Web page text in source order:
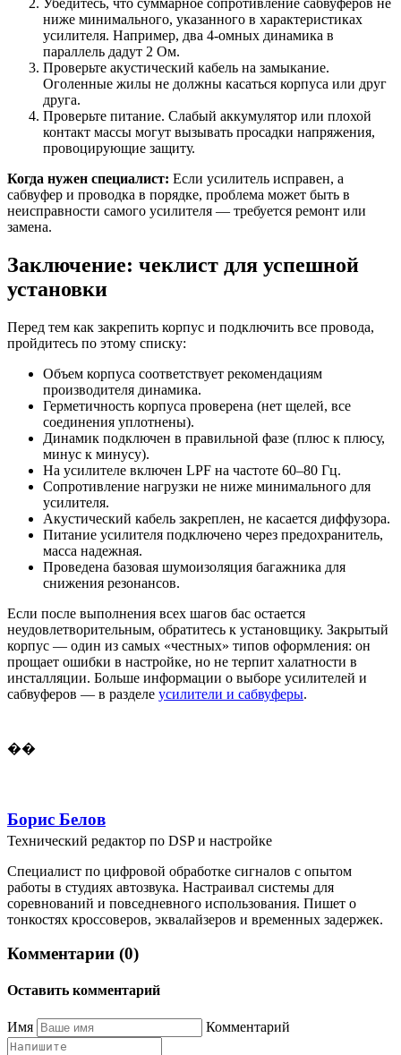
ниже минимального, указанного в характеристиках
усилителя. Например, два 4-омных динамика в
параллель дадут 2 Ом.
Проверьте акустический кабель на замыкание.
Оголенные жилы не должны касаться корпуса или друг
друга.
Проверьте питание. Слабый аккумулятор или плохой
контакт массы могут вызывать просадки напряжения,
провоцирующие защиту.
Когда нужен специалист: Если усилитель исправен, а
сабвуфер и проводка в порядке, проблема может быть в
неисправности самого усилителя — требуется ремонт или
замена.
Заключение: чеклист для успешной
установки
Перед тем как закрепить корпус и подключить все провода,
пройдитесь по этому списку:
Объем корпуса соответствует рекомендациям
производителя динамика.
Герметичность корпуса проверена (нет щелей, все
соединения уплотнены).
Динамик подключен в правильной фазе (плюс к плюсу,
минус к минусу).
На усилителе включен LPF на частоте 60–80 Гц.
Сопротивление нагрузки не ниже минимального для
усилителя.
Акустический кабель закреплен, не касается диффузора.
Питание усилителя подключено через предохранитель,
масса надежная.
Проведена базовая шумоизоляция багажника для
снижения резонансов.
Если после выполнения всех шагов бас остается
неудовлетворительным, обратитесь к установщику. Закрытый
корпус — один из самых «честных» типов оформления: он
прощает ошибки в настройке, но не терпит халатности в
инсталляции. Больше информации о выборе усилителей и
сабвуферов — в разделе усилители и сабвуферы.
��
Борис Белов
Технический редактор по DSP и настройке
Специалист по цифровой обработке сигналов с опытом
работы в студиях автозвука. Настраивал системы для
соревнований и повседневного использования. Пишет о
тонкостях кроссоверов, эквалайзеров и временных задержек.
Комментарии (0)
Оставить комментарий
Имя Комментарий